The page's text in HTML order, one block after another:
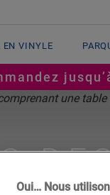
EN VINYLE
Oui… Nous